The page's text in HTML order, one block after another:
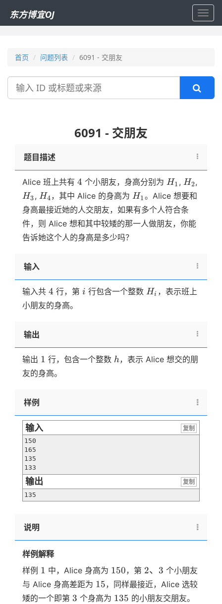
东方博宜OJ
首页 问题列表 6091 - 交朋友
搜
6091 - 交朋友
题目描述
Alice 班上共有 4
4 个小朋友，身高分别为 H_1
H1 , H_2
H2,
H_3
H3, H_4
H4 ，其中 Alice 的身高为H_1
H1。Alice 想要和
身高最接近她的人交朋友，如果有多个人符合条
件，则 Alice 想和其中较矮的那一人做朋友，你能
告诉她这个人的身高是多少吗？
输入
输入共 4
4 行，第 i
i 行包含一个整数 H_i
Hi ，表示班上
小朋友的身高。
输出
输出 1
1 行，包含一个整数 h
h，表示 Alice 想交的朋
友的身高。
样例
输入
复制
150
165
135
133
输出
复制
135
说明
样例解释
样例 1
1 中，Alice 身高为 150
150，第 2、
3
2、 3 个小朋友
与 Alice 身高差距为 15
15，同样最接近，Alice 选较
矮的一个即第 3
3 个身高为 135
135 的小朋友交朋友。